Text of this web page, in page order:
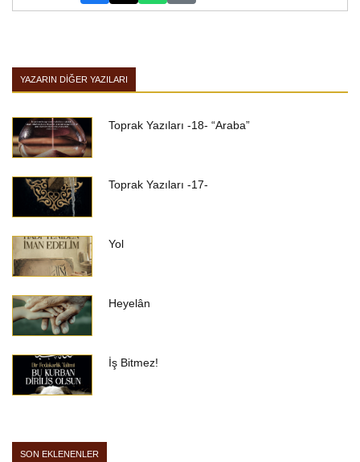
YAZARIN DIĞER YAZILARI
Toprak Yazıları -18- “Araba”
Toprak Yazıları -17-
Yol
Heyelân
İş Bitmez!
SON EKLENENLER